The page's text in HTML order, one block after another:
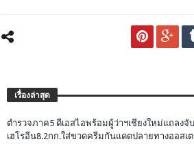
เรื่องล่าสุด
ตำรวจภาค5 ดีเอสไอพร้อมผู้ว่าฯเชียงใหม่แถลงจั
เฮโรอีน8.2กก.ใส่ขวดครีมกันแดดปลายทางออสเต